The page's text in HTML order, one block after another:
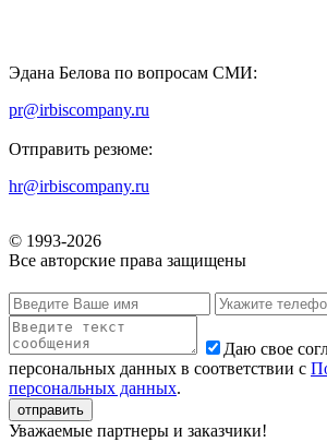
Эдана Белова по вопросам СМИ:
pr@irbiscompany.ru
Отправить резюме:
hr@irbiscompany.ru
© 1993-2026
Все авторские права защищены
Даю свое
персональных данных в соответствии с
персональных данных.
Уважаемые партнеры и заказчики!